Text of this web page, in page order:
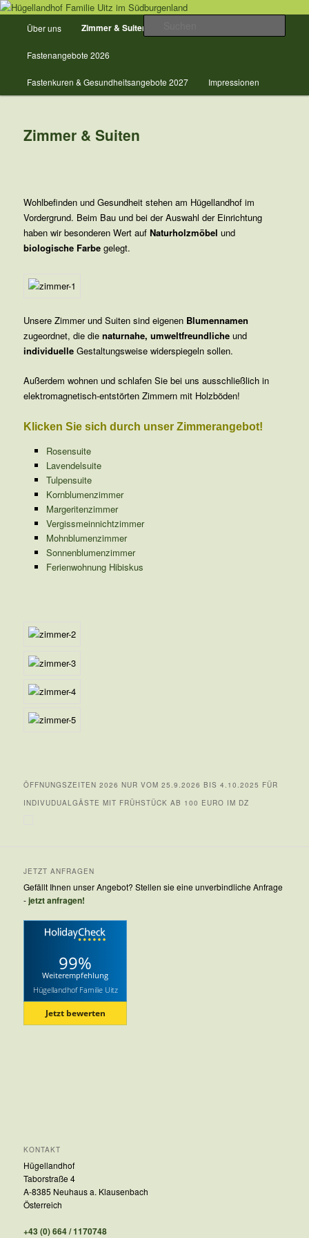
Zum
primären
springenHügellandhof Familie Uitz im
Südburgenland
Urlaub + Gesundheit in der Natur im Burgenland
HauptmenüÜber uns Zimmer & Suiten
Fastenangebote 2026
Fastenkuren & Gesundheitsangebote 2027 Impressionen
Zimmer & Suiten
Wohlbefinden und Gesundheit stehen am Hügellandhof im
Vordergrund. Beim Bau und bei der Auswahl der Einrichtung
haben wir besonderen Wert aufNaturholzmöbel und
biologische Farbe gelegt.
Unsere Zimmer und Suiten sind eigenen Blumennamen
zugeordnet, die dienaturnahe, umweltfreundliche und
individuelle Gestaltungsweise widerspiegeln sollen.
Außerdem wohnen und schlafen Sie bei uns ausschließlich in
elektromagnetisch-entstörten Zimmern mit Holzböden!
Klicken Sie sich durch unser Zimmerangebot!
Rosensuite
Lavendelsuite
Tulpensuite
Kornblumenzimmer
Margeritenzimmer
Vergissmeinnichtzimmer
Mohnblumenzimmer
Sonnenblumenzimmer
Ferienwohnung Hibiskus
ÖFFNUNGSZEITEN 2026 NUR VOM 25.9.2026 BIS 4.10.2025 FÜR
INDIVUDUALGÄSTE MIT FRÜHSTÜCK AB 100 EURO IM DZ
JETZT ANFRAGEN
Gefällt Ihnen unser Angebot? Stellen sie eine unverbindliche Anfrage
-jetzt anfragen!
99%
Weiterempfehlung
Hügellandhof Familie Uitz
Jetzt bewerten
KONTAKT
Hügellandhof
Taborstraße 4
A-8385 Neuhaus a. Klausenbach
Österreich
+43 (0) 664 / 1170748